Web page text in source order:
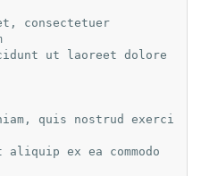
consectetuer
ut laoreet dolore
quis nostrud exerci
ex ea commodo